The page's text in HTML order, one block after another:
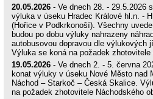
20.05.2026 - Ve dnech 28. - 29.5.2026
výluka v úseku Hradec Králové hl.n. -
(Hořice v Podkrkonoší). Všechny
budou po dobu výluky nahrazeny
autobusovou dopravou dle výlukových
Výluka se koná na požadek zhotovitele
19.05.2026 - Ve dnech 2. - 5. června
konat výluky v úseku Nové Město nad
Náchod – Starkoč – Česká Skalice.
na požadek zhotovitele Náchodského